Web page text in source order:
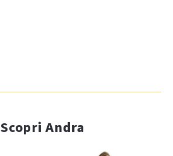
Scopri Andra